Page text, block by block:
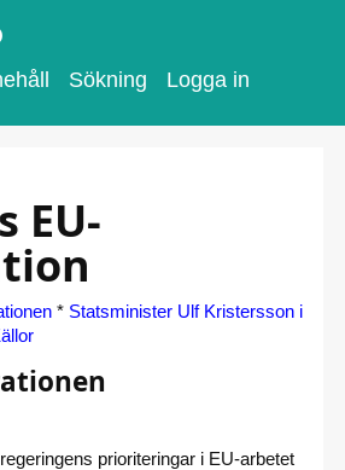
Sökning Logga in
EU-
* Statsminister Ulf Kristersson i
prioriteringar i EU-arbetet